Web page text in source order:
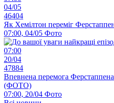
04/05
46404
Як Хемілтон переміг
07:00, 04/05 Фото
07:00
20/04
47884
Впевнена перемога
(ФОТО)
07:00, 20/04 Фото